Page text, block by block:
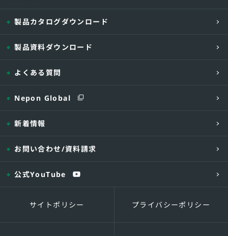
製品カタログダウンロード
製品資料ダウンロード
よくある質問
Nepon Global
新着情報
お問い合わせ/資料請求
公式YouTube
サイトポリシー プライバシーポリシー